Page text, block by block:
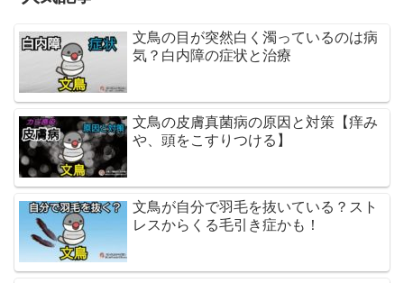
文鳥の目が突然白く濁っているのは病
気？白内障の症状と治療
文鳥の皮膚真菌病の原因と対策【痒み
や、頭をこすりつける】
文鳥が自分で羽毛を抜いている？スト
レスからくる毛引き症かも！